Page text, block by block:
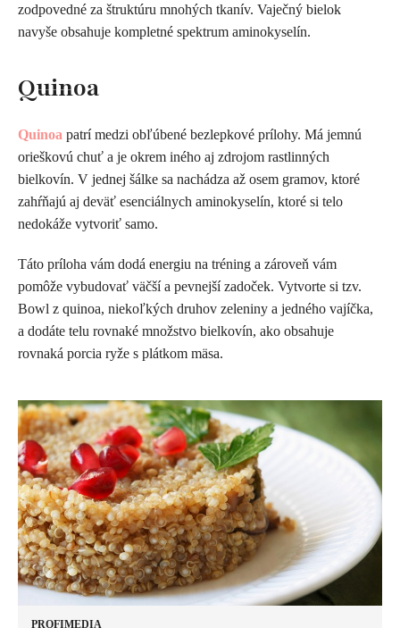
zodpovedné za štruktúru mnohých tkanív. Vaječný bielok
navyše obsahuje kompletné spektrum aminokyselín.
Quinoa
Quinoa patrí medzi obľúbené bezlepkové prílohy. Má jemnú
orieškovú chuť a je okrem iného aj zdrojom rastlinných
bielkovín. V jednej šálke sa nachádza až osem gramov, ktoré
zahŕňajú aj deväť esenciálnych aminokyselín, ktoré si telo
nedokáže vytvoriť samo.
Táto príloha vám dodá energiu na tréning a zároveň vám
pomôže vybudovať väčší a pevnejší zadoček. Vytvorte si tzv.
Bowl z quinoa, niekoľkých druhov zeleniny a jedného vajíčka,
a dodáte telu rovnaké množstvo bielkovín, ako obsahuje
rovnaká porcia ryže s plátkom mäsa.
PROFIMEDIA